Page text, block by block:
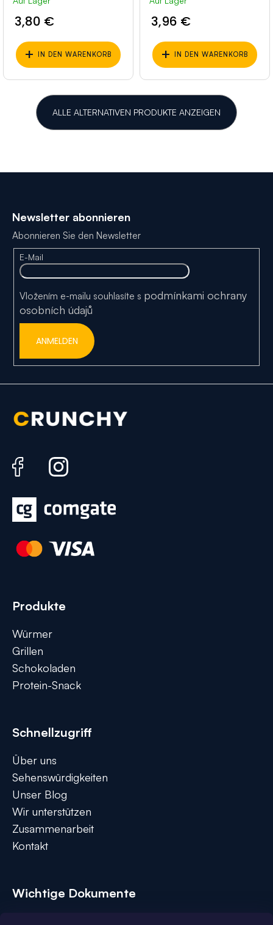
3,80 €
+ IN DEN WARENKORB
3,96 €
+ IN DEN WARENKORB
ALLE ALTERNATIVEN PRODUKTE ANZEIGEN
Newsletter abonnieren
Abonnieren Sie den Newsletter
E-Mail
Vložením e-mailu souhlasíte s podmínkami ochrany
osobních údajů
ANMELDEN
Produkte
Würmer
Grillen
Schokoladen
Protein-Snack
Schnellzugriff
Über uns
Sehenswürdigkeiten
Unser Blog
Wir unterstützen
Zusammenarbeit
Kontakt
Wichtige Dokumente
Sleva na první nákup